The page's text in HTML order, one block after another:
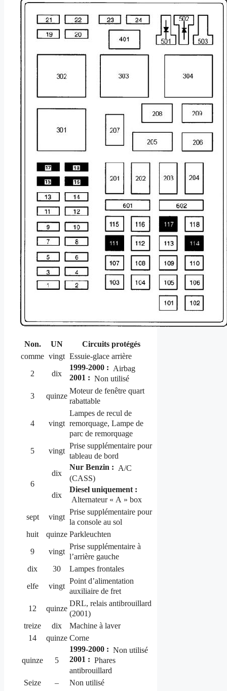
Non. UN
Circuits protégés
comme vingt Essuie-glace arrière
2
dix
1999-2000 : Airbag
2001 : Non utilisé
3 quinze
Moteur de fenêtre quart
rabattable
4 vingt
Lampes de recul de
remorquage, Lampe de
parc de remorquage
5 vingt
Prise supplémentaire pour
tableau de bord
6
dix
Nur Benzin : A/C
(CASS)
dix
Diesel uniquement :
Alternateur « A » box
sept
vingt
Prise supplémentaire pour
la console au sol
huit
quinze Parkleuchten
9
vingt
Prise supplémentaire à
l’arrière gauche
dix
30
Lampes frontales
elfe
vingt
Point d’alimentation
auxiliaire de fret
12 quinze
DRL, relais antibrouillard
(2001)
treize
dix
Machine à laver
14
quinze Corne
quinze 5
1999-2000 : Non utilisé
2001 : Phares
antibrouillard
Seize
–
Non utilisé